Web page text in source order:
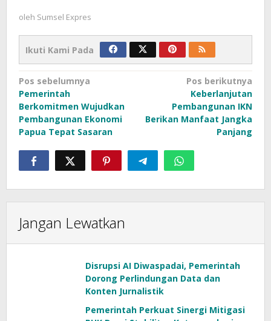
oleh Sumsel Expres
Ikuti Kami Pada
Navigasi
pos
Pos sebelumnya
Pemerintah
Berkomitmen Wujudkan
Pembangunan Ekonomi
Papua Tepat Sasaran
Pos berikutnya
Keberlanjutan
Pembangunan IKN
Berikan Manfaat Jangka
Panjang
Jangan Lewatkan
Disrupsi AI Diwaspadai, Pemerintah
Dorong Perlindungan Data dan
Konten Jurnalistik
Pemerintah Perkuat Sinergi Mitigasi